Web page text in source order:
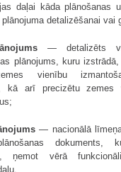
daļai kāda plānošanas
detalizēšanai vai
— detalizēts
plānojums, kuru
vienību
kā arī precizētu zemes
— nacionālā
dokuments,
ņemot vērā